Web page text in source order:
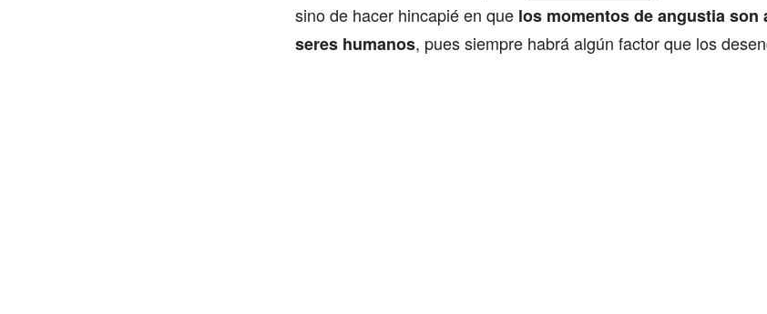
sino de hacer hincapié en que los momentos de angustia son
seres humanos, pues siempre habrá algún factor que los